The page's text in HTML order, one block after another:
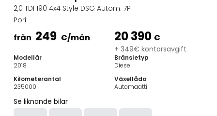
Kombibilar
Stadsbilar
Dragfordon
Kommersiella fordon
Auktionsbilar
Prisvärda bilar
Bilmärken
2,0 TDI 190 4x4 Style DSG Autom. 7P
Pori
från 249 €/mån 20 390 €
+ 349€ kontorsavgift
Modellår
2018
Bränsletyp
Diesel
Kilometerantal
235000
Växellåda
Automaatti
Se liknande bilar